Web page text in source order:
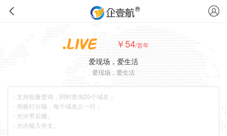
￥54/首年
爱现场，爱生活
爱现场，爱生活